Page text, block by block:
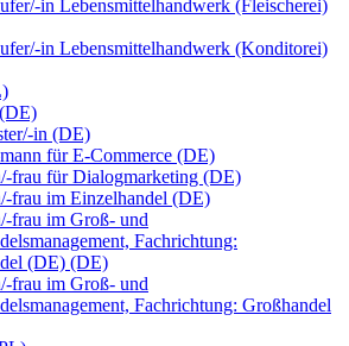
in Lebensmittelhandwerk (Fleischerei)
in Lebensmittelhandwerk (Konditorei)
in (DE)
für E-Commerce (DE)
frau für Dialogmarketing (DE)
frau im Einzelhandel (DE)
frau im Groß- und
Fachrichtung:
(DE) (DE)
frau im Groß- und
Fachrichtung: Großhandel